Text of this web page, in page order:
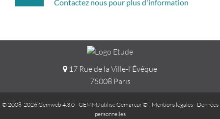
Contactez nous pour plus d'information
17 Rue de la Ville-l'Évêque
75008 Paris
© 2008-2026 Gemweb 4.3.0- GEMMJ utiliseGemarcur © - Mentions légales- Données
personnelles